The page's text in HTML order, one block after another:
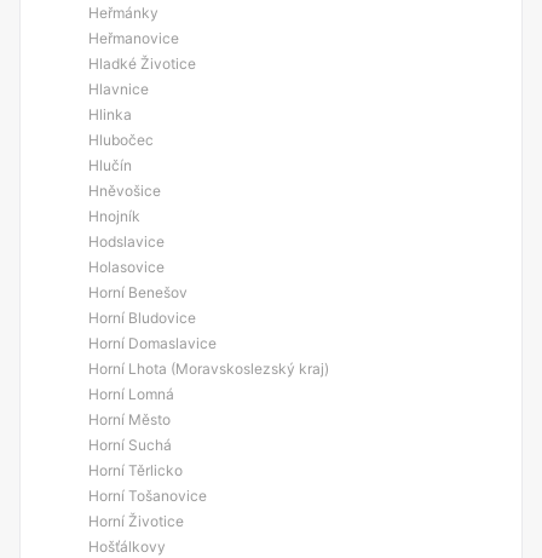
Heřmánky
Heřmanovice
Hladké Životice
Hlavnice
Hlinka
Hlubočec
Hlučín
Hněvošice
Hnojník
Hodslavice
Holasovice
Horní Benešov
Horní Bludovice
Horní Domaslavice
Horní Lhota (Moravskoslezský kraj)
Horní Lomná
Horní Město
Horní Suchá
Horní Těrlicko
Horní Tošanovice
Horní Životice
Hošťálkovy